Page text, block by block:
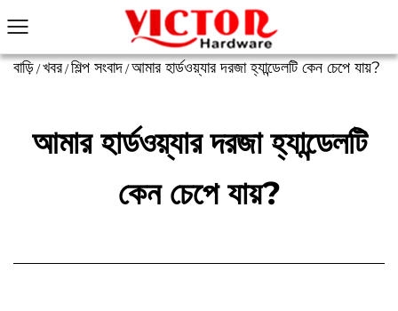
বাড়ি /খবর/শিল্প সংবাদ /আমার হার্ডওয়্যার দরজা হ্যান্ডেলটি কেন চেপে যায়?
আমার হার্ডওয়্যার দরজা হ্যান্ডেলটি
কেন চেপে যায়?